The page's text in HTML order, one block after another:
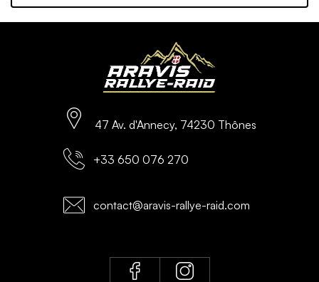
47 Av. d'Annecy, 74230 Thônes
+33 650 076 270
contact@aravis-rallye-raid.com